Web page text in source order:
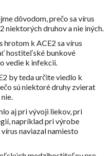
dôvodom, prečo sa vírus
niektorých druhov a nie iných.
hrotom k ACE2 sa vírus
hostiteľské bunkové
vedie k infekcii.
by teda určite viedlo k
sú niektoré druhy zvierat
aj pri vývoji liekov, pri
napríklad pri výrobe
naviazal namiesto